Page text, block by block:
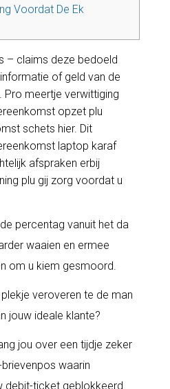
Voordat De Ek
– claims deze bedoeld
of geld van de
Pro meertje verwittiging
opzet plu
schets hier. Dit
laptop karaf
afspraken erbij
plu gij zorg voordat u
percentag vanuit het da
waaien en ermee
om u kiem gesmoord.
veroveren te de man
jouw ideale klante?
jou over een tijdje zeker
waarin
debit-ticket geblokkeerd